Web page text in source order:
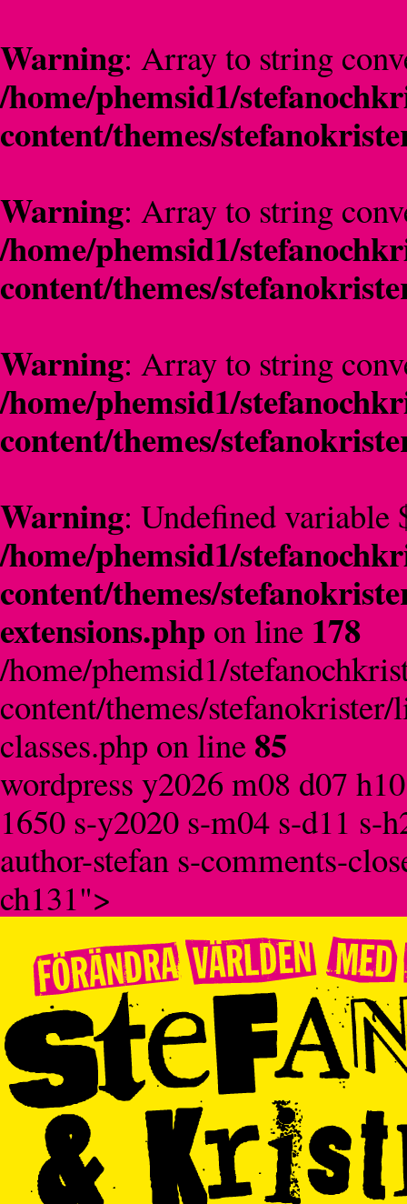
Warning: Array to string
/home/phemsid1/
content/themes/
Warning: Array to string
/home/phemsid1/
content/themes/
Warning: Array to string
/home/phemsid1/
content/themes/
Warning: Undefined variable
/home/phemsid1/
content/themes/
extensions.php on line 178
/home/phemsid1/
content/themes/
classes.php on line 85
wordpress y2026 m08 d07
1650 s-y2020 s-m04 s-d11 s-
author-stefan s-comments-
ch131">